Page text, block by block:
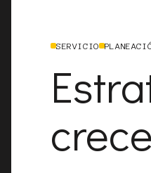
SERVICIO